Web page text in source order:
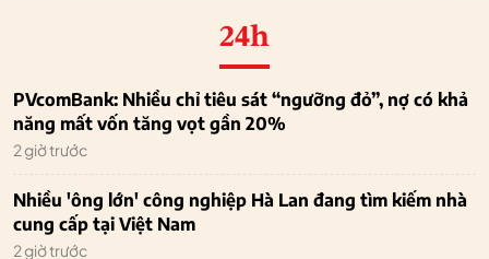
24h
PVcomBank: Nhiều chỉ tiêu sát “ngưỡng đỏ”, nợ có khả
năng mất vốn tăng vọt gần 20%
2 giờ trước
Nhiều 'ông lớn' công nghiệp Hà Lan đang tìm kiếm nhà
cung cấp tại Việt Nam
2 giờ trước